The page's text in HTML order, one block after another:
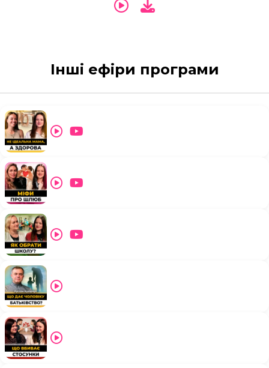
Інші ефіри програми